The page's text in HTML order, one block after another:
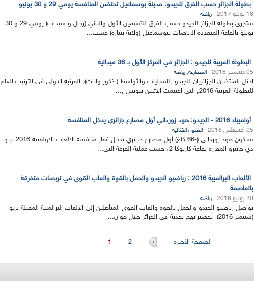
بطولة الجزائر حسب الفرق للجيدو: مدينة بوسماعيل تحتضن المنافسة يومي 29 و 30 يونيو
16 يونيو 2017 رياضة
ستجرى بطولة الجزائر للجيدو حسب الفرق للقسمين الأول والثاني (رجال و سيدات) يومي 29 و 30
يونيو بالقاعة المتعددة الرياضات ببوسماعيل (ولاية تيبازة) حسب...
البطولة العربية للجيدو : الجزائر في المركز الأول بـ 36 ميدالية
05 ديسمبر 2016 المصارعة, رياضة
احتل المنتخبان الجزائريان للجيدو ,للشبليات والأواسط ( ذكور واناث), المرتبة الاولى في الترتيب العام
للبطولة العربية 2016, التي اختتمت الاثنين بتونس ,...
أولمبياد 2016 - الجيدو: هود زورداني أول مصارع جزائري يدخل المنافسة
05 أغسطس 2016 الفنون القتالية
سيكون هود زورداني (-66 كلغ) أول مصارع جزائري يدخل غمار منافسة الالعاب الاولمبية 2016 بريو
دي جانيرو المقررة بقاعة كاريوكا 2، حسب عملية القرعة التي...
الألعاب البرالمبية 2016 : رياضيو الجيدو والحمل بالقوة والعاب القوى في تربصات متفرقة
بالعاصمة
20 يونيو 2016 رياضة
يواصل رياضيو الجيدو والحمل بالقوة والعاب القوى المتأهلين إلى الألعاب البرالمبية المقبلة بريو
(سبتمبر 2016) تحضيراتهم بجدية في الجزائر خلال جوان...
1 2 الصفحة الأخيرة